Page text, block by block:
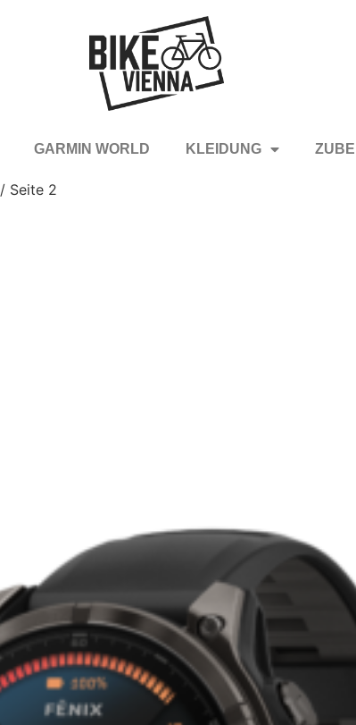
GARMIN WORLD KLEIDUNG
/ Seite 2